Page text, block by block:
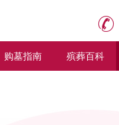
购墓指南 殡葬百科